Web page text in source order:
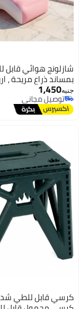
شازلونج هوائي قابل
بمساند ذراع مريحة ،
مخملي مريح للمنزل،
الشاطئ، وحمام
140 × 80 ×
جنيه1,450
توصيل مجاني
توصيل مجاني
كرسي قابل للطي